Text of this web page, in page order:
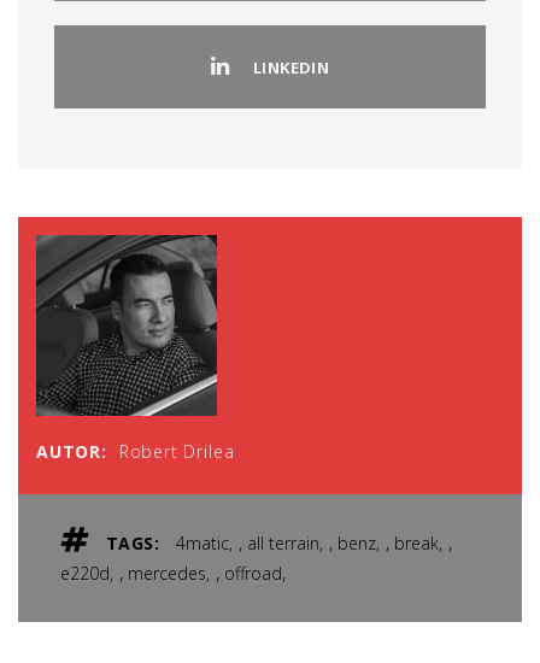
LINKEDIN
AUTOR: Robert Drilea
TAGS: 4matic , all terrain , benz , break ,
e220d , mercedes , offroad,